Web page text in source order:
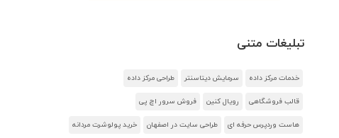
تبلیغات متنی
خدمات مرکز داده سرمایش دیتاسنتر طراحی مرکز داده
قالب فروشگاهی رویال کنین فروش سرور اچ پی
هاست وردپرس حرفه ای طراحی سایت در اصفهان خرید پولوشرت مردانه